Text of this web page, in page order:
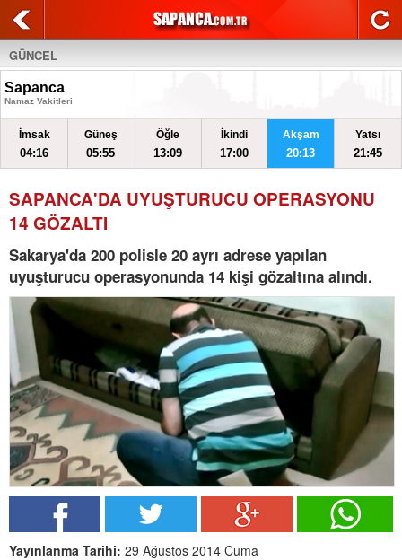
GÜNCEL
Sapanca
Namaz Vakitleri
İmsak
04:16
Güneş
05:55
Öğle
13:09
İkindi
17:00
Akşam
20:13
Yatsı
21:45
SAPANCA'DA UYUŞTURUCU OPERASYONU
14 GÖZALTI
Sakarya'da 200 polisle 20 ayrı adrese yapılan
uyuşturucu operasyonunda 14 kişi gözaltına alındı.
Yayınlanma Tarihi: 29 Ağustos 2014 Cuma